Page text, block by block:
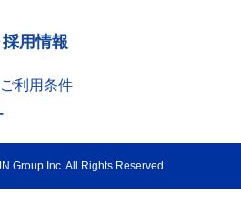
採用情報
ご利用条件
Group Inc. All Rights Reserved.